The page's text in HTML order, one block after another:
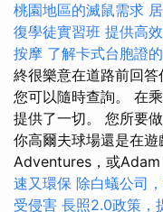
桃園地區的滅鼠需求
復學徒實習班 提供高
按摩 了解卡式台胞證
終很樂意在道路前回答
您可以隨時查詢。 在
提供了一切。 您所要
你高爾夫球場還是在
Adventures，或
速又環保 除白蟻公司
受侵害 長照2.0政策，